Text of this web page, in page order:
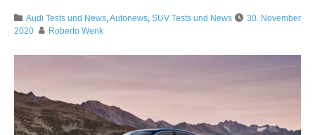
Audi Tests und News,Autonews, SUV Tests und News
30. November
2020
Roberto Wenk